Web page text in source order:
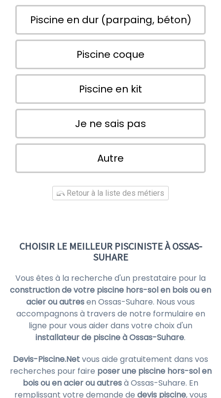
Piscine en dur (parpaing, béton)
Piscine coque
Piscine en kit
Je ne sais pas
Autre
Retour à la liste des métiers
CHOISIR LE MEILLEUR PISCINISTE À OSSAS-
SUHARE
Vous êtes à la recherche d'un prestataire pour la
construction de votre piscine hors-sol en bois ou en
acier ou autresen Ossas-Suhare. Nous vous
accompagnons à travers de notre formulaire en
ligne pour vous aider dans votre choix d'un
installateur de piscine à Ossas-Suhare.
Devis-Piscine.Netvous aide gratuitement dans vos
recherches pour faire poser une piscine hors-sol en
bois ou en acier ou autresà Ossas-Suhare. En
remplissant votre demande de devis piscine, vous